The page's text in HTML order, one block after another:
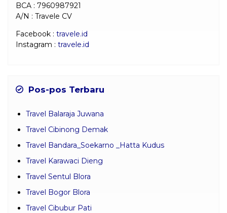
BCA : 7960987921
A/N : Travele CV
Facebook : travele.id
Instagram : travele.id
Pos-pos Terbaru
Travel Balaraja Juwana
Travel Cibinong Demak
Travel Bandara_Soekarno _Hatta Kudus
Travel Karawaci Dieng
Travel Sentul Blora
Travel Bogor Blora
Travel Cibubur Pati